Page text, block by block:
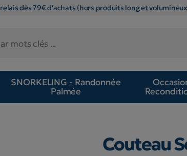
dès 79€ d'achats (hors produits long et
SNORKELING - Randonnée
Palmée
Couteau